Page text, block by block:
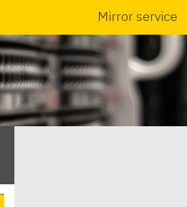
Mirror service